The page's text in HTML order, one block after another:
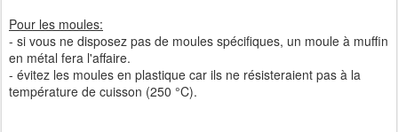
Pour les moules:
- si vous ne disposez pas de moules spécifiques, un moule à muffin
en métal fera l'affaire.
- évitez les moules en plastique car ils ne résisteraient pas à la
température de cuisson (250 °C).